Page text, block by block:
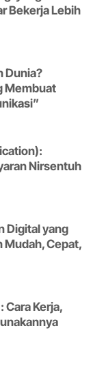
Bekerja Lebih
Dunia?
Membuat
Nirsentuh
Digital yang
Mudah, Cepat,
Cara Kerja,